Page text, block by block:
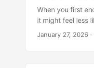
When you first
it might feel less
honestly? You’d
January 27, 2026